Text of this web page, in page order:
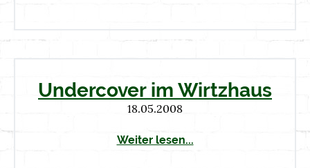
Undercover im Wirtzhaus
18.05.2008
Weiter lesen...